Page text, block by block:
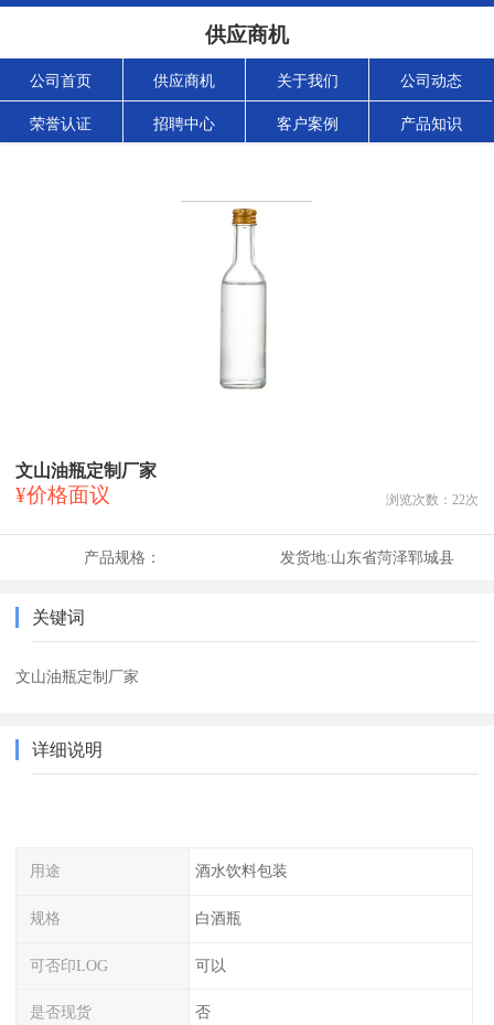
供应商机
公司首页 供应商机 关于我们 公司动态
荣誉认证 招聘中心 客户案例 产品知识
文山油瓶定制厂家
¥价格面议 浏览次数： 22次
产品规格： 发货地:山东省菏泽郓城县
关键词
文山油瓶定制厂家
详细说明
用途 酒水饮料包装
规格 白酒瓶
可否印LOG 可以
是否现货 否